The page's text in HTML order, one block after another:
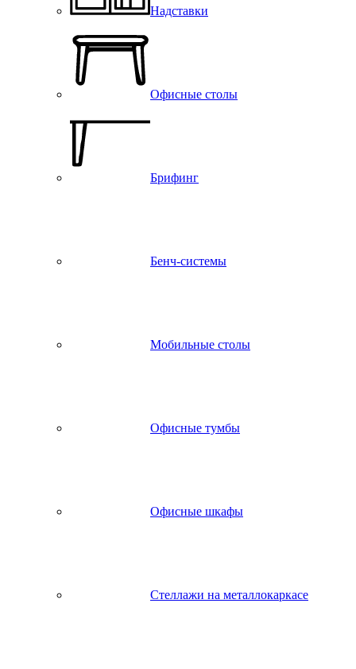
Надставки
Офисные столы
Брифинг
Бенч-системы
Мобильные столы
Офисные тумбы
Офисные шкафы
Стеллажи на металлокаркасе